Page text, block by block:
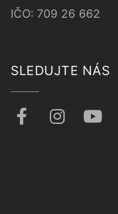
IČO: 709 26 662
SLEDUJTE NÁS